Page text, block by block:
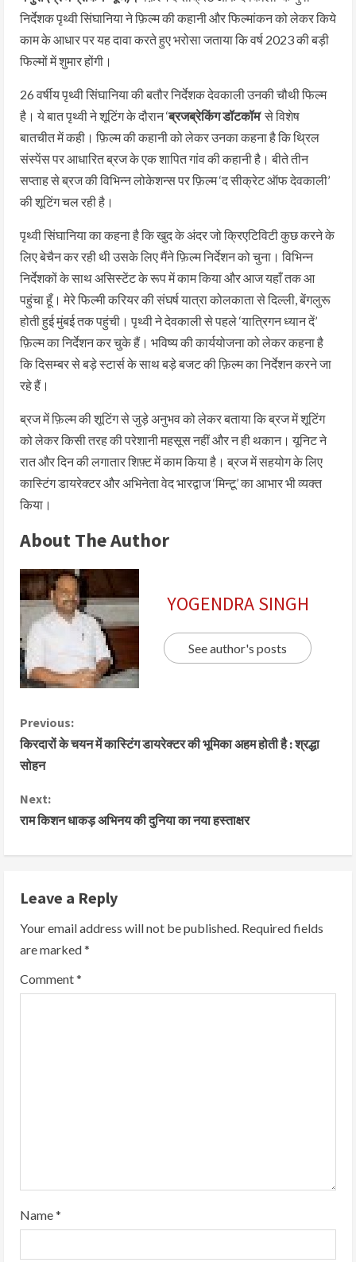
निर्देशक पृथ्वी सिंघानिया ने फ़िल्म की कहानी और फिल्मांकन को लेकर किये
काम के आधार पर यह दावा करते हुए भरोसा जताया कि वर्ष 2023 की बड़ी
फिल्मों में शुमार होंगी।
26 वर्षीय पृथ्वी सिंघानिया की बतौर निर्देशक देवकाली उनकी चौथी फिल्म
है। ये बात पृथ्वी ने शूटिंग के दौरान ‘ब्रजब्रेकिंग डॉटकॉम‘ से विशेष
बातचीत में कही। फ़िल्म की कहानी को लेकर उनका कहना है कि थ्रिल
संस्पेंस पर आधारित ब्रज के एक शापित गांव की कहानी है। बीते तीन
सप्ताह से ब्रज की विभिन्न लोकेशन्स पर फ़िल्म ‘द सीक्रेट ऑफ देवकाली’
की शूटिंग चल रही है।
पृथ्वी सिंघानिया का कहना है कि खुद के अंदर जो क्रिएटिविटी कुछ करने के
लिए बेचैन कर रही थी उसके लिए मैंने फ़िल्म निर्देशन को चुना। विभिन्न
निर्देशकों के साथ असिस्टेंट के रूप में काम किया और आज यहाँ तक आ
पहुंचा हूँ। मेरे फिल्मी करियर की संघर्ष यात्रा कोलकाता से दिल्ली, बेंगलुरू
होती हुई मुंबई तक पहुंची। पृथ्वी ने देवकाली से पहले ‘यात्रिगन ध्यान दें’
फ़िल्म का निर्देशन कर चुके हैं। भविष्य की कार्ययोजना को लेकर कहना है
कि दिसम्बर से बड़े स्टार्स के साथ बड़े बजट की फ़िल्म का निर्देशन करने जा
रहे हैं।
ब्रज में फ़िल्म की शूटिंग से जुड़े अनुभव को लेकर बताया कि ब्रज में शूटिंग
को लेकर किसी तरह की परेशानी महसूस नहीं और न ही थकान। यूनिट ने
रात और दिन की लगातार शिफ़्ट में काम किया है। ब्रज में सहयोग के लिए
कास्टिंग डायरेक्टर और अभिनेता वेद भारद्वाज ‘मिन्टू’ का आभार भी व्यक्त
किया।
About The Author
YOGENDRA SINGH
See author's posts
Previous:
किरदारों के चयन में कास्टिंग डायरेक्टर की भूमिका अहम होती है : श्रद्धा
सोहन
Next:
राम किशन धाकड़ अभिनय की दुनिया का नया हस्ताक्षर
Leave a Reply
Your email address will not be published. Required fields
are marked*
Comment*
Name*